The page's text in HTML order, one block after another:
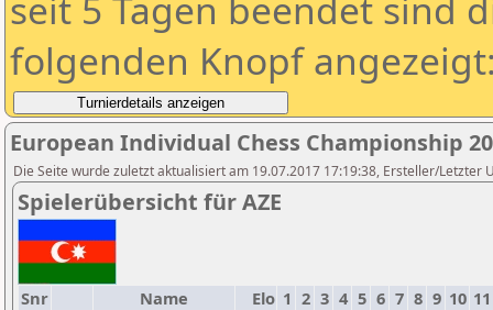
folgenden Knopf
European Individual Chess Championship
Die Seite wurde zuletzt aktualisiert am 19.07.2017 17:19:38, Ersteller/Letzter
Spielerübersicht für AZE
Snr Name Elo 1 2 3 4 5 6 7 8 9 10 11